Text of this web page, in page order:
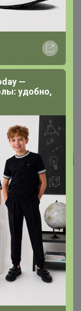
вопрос
на сайте
Реклама
—
удобно,